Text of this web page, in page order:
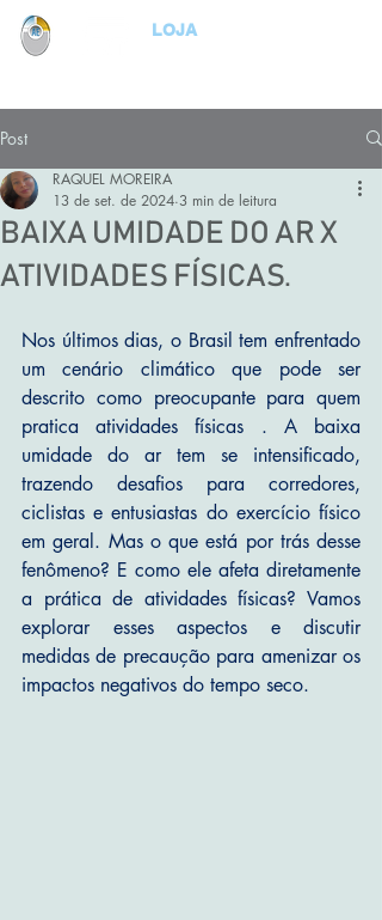
LOJA
Post
BAIXA UMIDADE DO AR X
ATIVIDADES FÍSICAS.
RAQUEL MOREIRA
13 de set. de 2024 3 min de leitura
Nos últimos dias, o Brasil tem enfrentado
um cenário climático que pode ser
descrito como preocupante para quem
pratica atividades físicas . A baixa
umidade do ar tem se intensificado,
trazendo desafios para corredores,
ciclistas e entusiastas do exercício físico
em geral. Mas o que está por trás desse
fenômeno? E como ele afeta diretamente
a prática de atividades físicas? Vamos
explorar esses aspectos e discutir
medidas de precaução para amenizar os
impactos negativos do tempo seco.